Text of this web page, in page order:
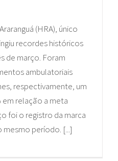
(HRA), único
recordes históricos
de março. Foram
ambulatoriais
respectivamente, um
relação a meta
foi o registro da marca
mesmo período. [...]